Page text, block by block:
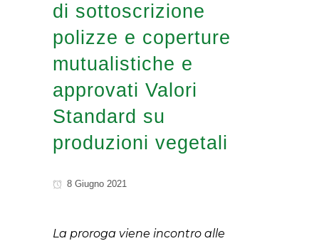
di sottoscrizione
polizze e coperture
mutualistiche e
approvati Valori
Standard su
produzioni vegetali
8 Giugno 2021
La proroga viene incontro alle